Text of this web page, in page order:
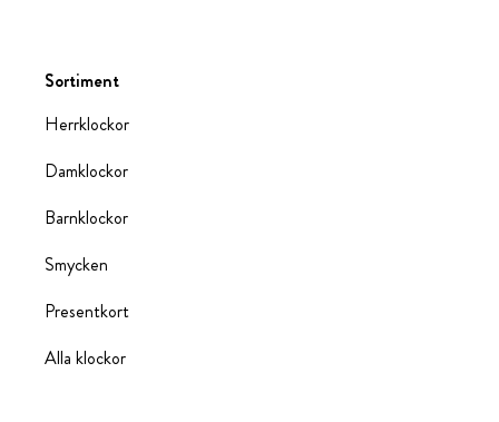
Sortiment
Herrklockor
Damklockor
Barnklockor
Smycken
Presentkort
Alla klockor